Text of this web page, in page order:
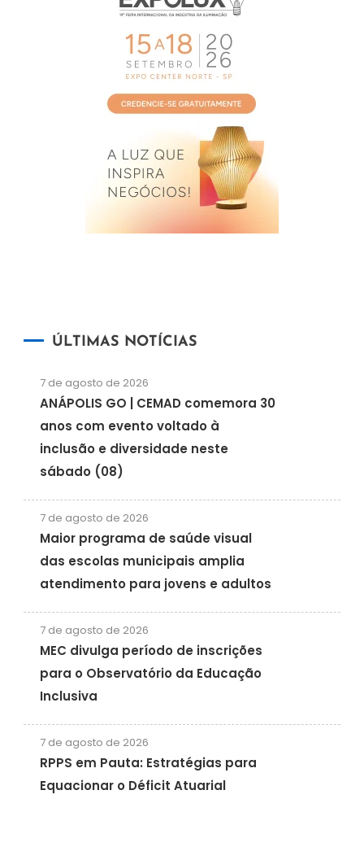
ÚLTIMAS NOTÍCIAS
7 de agosto de 2026
ANÁPOLIS GO | CEMAD comemora 30
anos com evento voltado à
inclusão e diversidade neste
sábado (08)
7 de agosto de 2026
Maior programa de saúde visual
das escolas municipais amplia
atendimento para jovens e adultos
7 de agosto de 2026
MEC divulga período de inscrições
para o Observatório da Educação
Inclusiva
7 de agosto de 2026
RPPS em Pauta: Estratégias para
Equacionar o Déficit Atuarial